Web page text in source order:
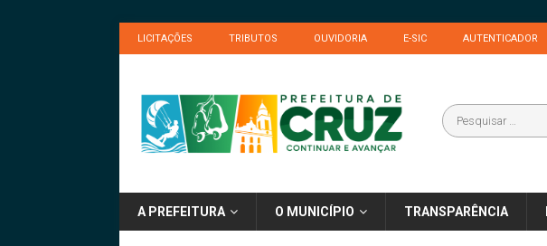
LICITAÇÕES TRIBUTOS OUVIDORIA E-SIC AUTENTICADOR
A PREFEITURA O MUNICÍPIO TRANSPARÊNCIA